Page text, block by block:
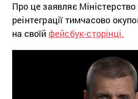
Про це заявляє Міністерство
реінтеграції тимчасово
на своїй фейсбук-сторінці.